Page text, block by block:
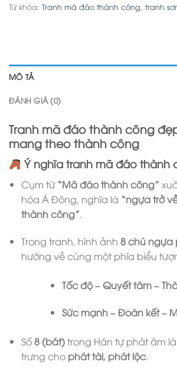
Từ khóa: Tranh mã đáo thành công, tranh
MÔ TẢ
ĐÁNH GIÁ (0)
Tranh mã đáo thành công
mang theo thành công
Ý nghĩa tranh mã đáo thành
Cụm từ “Mã đáo thành công”
hóa Á Đông, nghĩa là “ngựa trở
thành công”.
Trong tranh, hình ảnh 8 chú ngựa
hướng về cùng một phía biểu
Tốc độ – Quyết tâm –
Sức mạnh – Đoàn kết –
Số8 (bát)trong Hán tự phát âm là
trưng cho phát tài, phát lộc.